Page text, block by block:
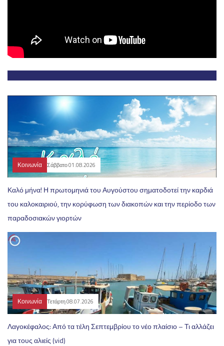
Κοινωνία Σάββατο 01.08.2026
Καλό μήνα! Η πρωτομηνιά του Αυγούστου σηματοδοτεί την καρδιά
του καλοκαιριού, την κορύφωση των διακοπών και την περίοδο των
παραδοσιακών γιορτών
Κοινωνία Τετάρτη 08.07.2026
Λαγοκέφαλος: Από τα τέλη Σεπτεμβρίου το νέο πλαίσιο – Τι αλλάζει
για τους αλιείς (vid)